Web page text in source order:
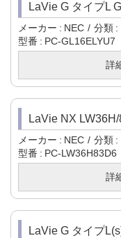
LaVie G タイプL
メーカー NEC 分類
型番
PC-GL16ELYU7
詳
LaVie NX
メーカー NEC 分類
型番
PC-LW36H83D6
詳
LaVie G タイプ